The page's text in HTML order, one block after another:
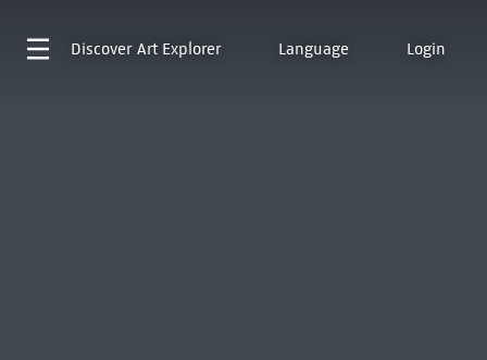
Discover Art Explorer Language Login